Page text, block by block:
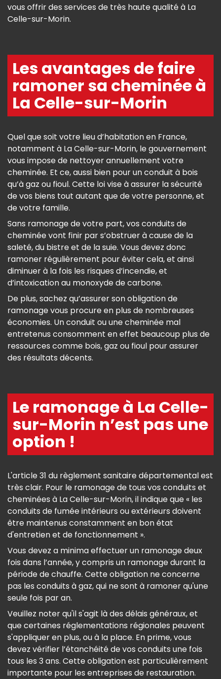
vous offrir des services de très haute qualité à La
Celle-sur-Morin.
Les avantages de faire
ramoner sa cheminée à
La Celle-sur-Morin
Quel que soit votre lieu d’habitation en France,
notamment à La Celle-sur-Morin, le gouvernement
vous impose de nettoyer annuellement votre
cheminée. Et ce, aussi bien pour un conduit à bois
qu’à gaz ou fioul. Cette loi vise à assurer la sécurité
de vos biens tout autant que de votre personne, et
de votre famille.
Sans ramonage de votre part, vos conduits de
cheminée vont finir par s’obstruer à cause de la
saleté, du bistre et de la suie. Vous devez donc
ramoner régulièrement pour éviter cela, et ainsi
diminuer à la fois les risques d’incendie, et
d’intoxication au monoxyde de carbone.
De plus, sachez qu’assurer son obligation de
ramonage vous procure en plus de nombreuses
économies. Un conduit ou une cheminée mal
entretenus consomment en effet beaucoup plus de
ressources comme bois, gaz ou fioul pour assurer
des résultats décents.
Le ramonage à La Celle-
sur-Morin n’est pas une
option !
L'article 31 du règlement sanitaire départemental est
très clair. Pour le ramonage de tous vos conduits et
cheminées à La Celle-sur-Morin, il indique que « les
conduits de fumée intérieurs ou extérieurs doivent
être maintenus constamment en bon état
d'entretien et de fonctionnement ».
Vous devez a minima effectuer un ramonage deux
fois dans l’année, y compris un ramonage durant la
période de chauffe. Cette obligation ne concerne
pas les conduits à gaz, qui ne sont à ramoner qu'une
seule fois par an.
Veuillez noter qu'il s'agit là des délais généraux, et
que certaines réglementations régionales peuvent
s'appliquer en plus, ou à la place. En prime, vous
devez vérifier l’étanchéité de vos conduits une fois
tous les 3 ans. Cette obligation est particulièrement
importante pour les entreprises de restauration.